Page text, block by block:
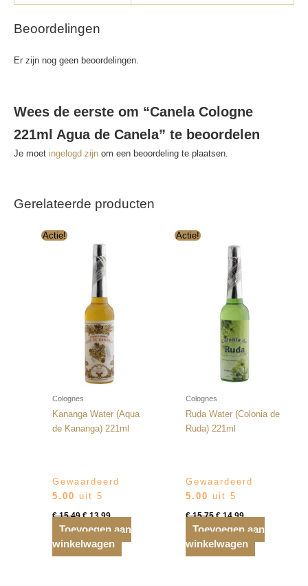
Beoordelingen
Er zijn nog geen beoordelingen.
Wees de eerste om “Canela Cologne
221ml Agua de Canela” te beoordelen
Je moet ingelogd zijn om een beoordeling te plaatsen.
Gerelateerde producten
Actie!
Colognes
Kananga Water (Aqua
de Kananga) 221ml
Gewaardeerd
5.00 uit 5
€15,49 Oorspronkelijke
was:
€ 15,49.
€13,99Huidige
is:
€ 13,99.
Toevoegen aan
winkelwagen
Actie!
Colognes
Ruda Water (Colonia de
Ruda) 221ml
Gewaardeerd
5.00 uit 5
€15,75 Oorspronkelijke
was:
€ 15,75.
€14,99Huidige
is:
€ 14,99.
Toevoegen aan
winkelwagen